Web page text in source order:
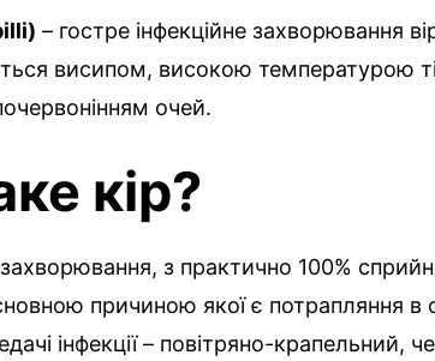
– гостре інфекційне захворювання
висипом, високою температурою
очей.
кір?
з практично 100%
причиною якої є потрапляння в
інфекції – повітряно-крапельний,